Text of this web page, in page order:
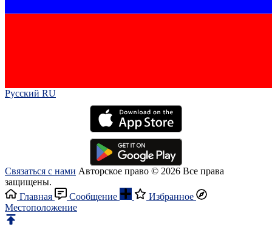
Русский RU‎
Связаться с нами Авторское право © 2026 Все права
защищены.
Главная
Сообщение
Избранное
Местоположение